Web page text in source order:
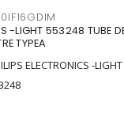
-LIGHT 553248 TUBE
TYPEA
ELECTRONICS -LIGHT